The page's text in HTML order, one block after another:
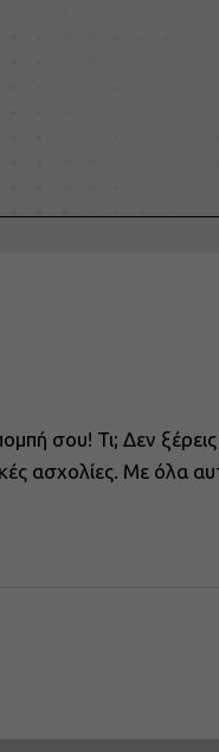
σου! Τι; Δεν ξέρεις
ασχολίες. Με όλα